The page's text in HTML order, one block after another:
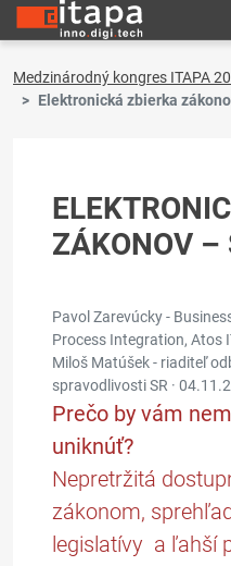
Medzinárodný kongres ITAPA
Elektronická zbierka
ZÁKONOV –
Pavol Zarevúcky -
Process Integration, Atos
Miloš Matúšek - riaditeľ
spravodlivosti SR ·
Prečo by vám
uniknúť?
Nepretržitá
zákonom,
legislatívy a ľahší